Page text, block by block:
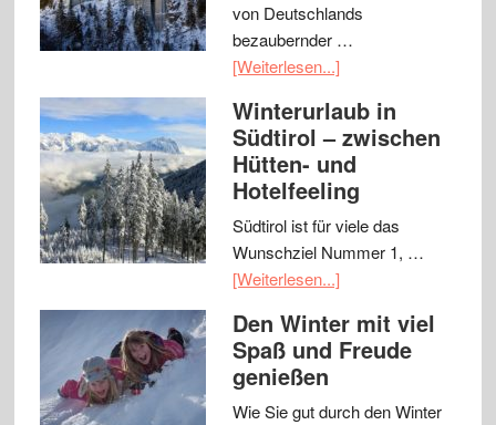
von Deutschlands
bezaubernder …
[Weiterlesen...]
Winterurlaub in
Südtirol – zwischen
Hütten- und
Hotelfeeling
Südtirol ist für viele das
Wunschziel Nummer 1, …
[Weiterlesen...]
Den Winter mit viel
Spaß und Freude
genießen
Wie Sie gut durch den Winter